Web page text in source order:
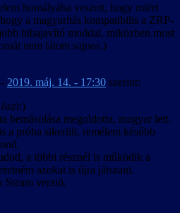
homályába veszett, hogy miért
a magyarítás kompatibilis a ZRP-
hibajavító moddal, miközben most
nem látom sajnos.)
- 2019. máj. 14. - 17:30 szerint:
bemásolása megoldotta, magyar lett.
a próba sikerült, remélem később
a többi résznél is működik a
azokat is újra játszani.
Steam verzió.